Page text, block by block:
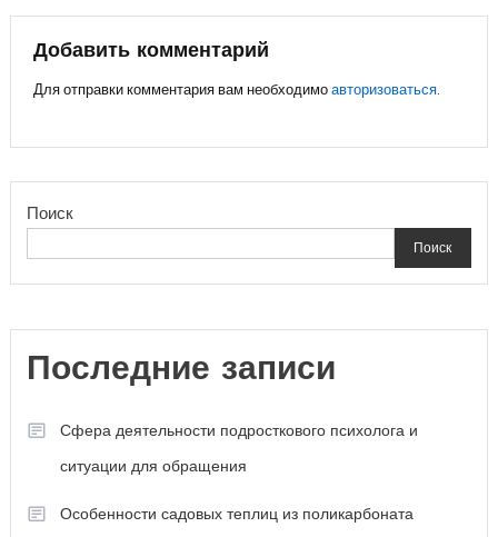
записям
Добавить комментарий
Для отправки комментария вам необходимоавторизоваться.
Поиск
Поиск
Последние записи
Сфера деятельности подросткового психолога и
ситуации для обращения
Особенности садовых теплиц из поликарбоната